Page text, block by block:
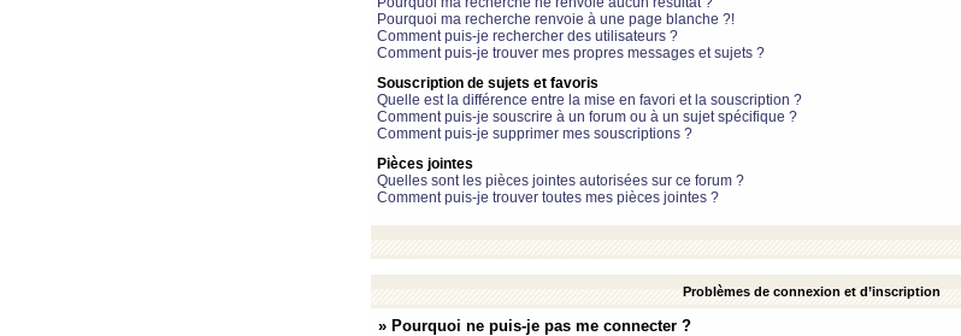
Pourquoi ma recherche renvoie à une page blanche ?!
Comment puis-je rechercher des utilisateurs ?
Comment puis-je trouver mes propres messages et sujets ?
Souscription de sujets et favoris
Quelle est la différence entre la mise en favori et la souscription ?
Comment puis-je souscrire à un forum ou à un sujet spécifique ?
Comment puis-je supprimer mes souscriptions ?
Pièces jointes
Quelles sont les pièces jointes autorisées sur ce forum ?
Comment puis-je trouver toutes mes pièces jointes ?
Problèmes de connexion et d’inscription
» Pourquoi ne puis-je pas me connecter ?